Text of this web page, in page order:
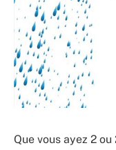
Que vous ayez 2